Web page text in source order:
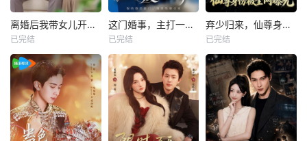
离婚后我带女儿开启新人生
已完结
这门婚事，主打一个反向饲养
已完结
弃少归来，仙尊身份被全网曝光
已完结